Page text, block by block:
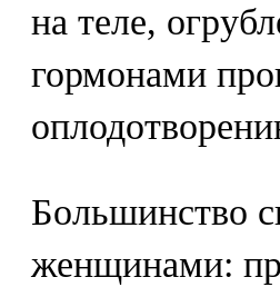
на теле,
гормонами
Большинство
женщинами: